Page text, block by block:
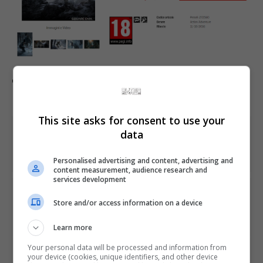
Comente esta notícia no Fórum Outer Space
Share This
Pokémon Go faz Nintendo bater mais um recorde na
NEXT ARTICLE
This site asks for consent to use your
data
Personalised advertising and content, advertising and
content measurement, audience research and
services development
Store and/or access information on a device
Learn more
Your personal data will be processed and information from
your device (cookies, unique identifiers, and other device